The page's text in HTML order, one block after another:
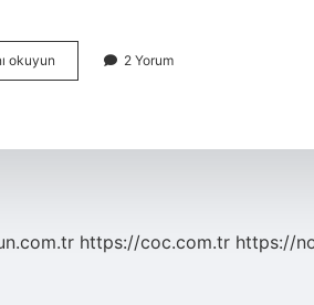
okuyun
Kelimesi
2 Yorum
https://coc.com.tr https://